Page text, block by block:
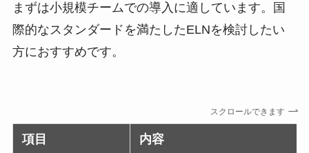
まずは小規模チームでの導入に適しています。国
際的なスタンダードを満たしたELNを検討したい
方におすすめです。
スクロールできます
項目 内容